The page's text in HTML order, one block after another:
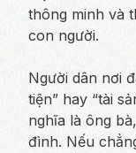
thông minh và
con người.
Người dân nơi
tiện” hay “tài
nghĩa là ông
đình. Nếu